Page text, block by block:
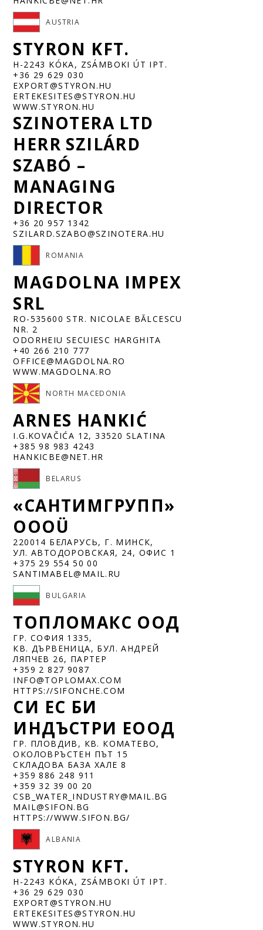
AUSTRIA
STYRON KFT.
H-2243 KÓKA, ZSÁMBOKI ÚT IPT.
+36 29 629 030
EXPORT@STYRON.HU
ERTEKESITES@STYRON.HU
WWW.STYRON.HU
SZINOTERA LTD
HERR SZILÁRD
SZABÓ –
MANAGING
DIRECTOR
+36 20 957 1342
SZILARD.SZABO@SZINOTERA.HU
ROMANIA
MAGDOLNA IMPEX
SRL
RO-535600 STR. NICOLAE BĂLCESCU
NR. 2
ODORHEIU SECUIESC HARGHITA
+40 266 210 777
OFFICE@MAGDOLNA.RO
WWW.MAGDOLNA.RO
NORTH MACEDONIA
ARNES HANKIĆ
I.G.KOVAČIĆA 12, 33520 SLATINA
+385 98 983 4243
HANKICBE@NET.HR
BELARUS
«САНТИМГРУПП»
ОООÜ
220014 БЕЛАРУСЬ, Г. МИНСК,
УЛ. АВТОДОРОВСКАЯ, 24, ОФИС 1
+375 29 554 50 00
SANTIMABEL@MAIL.RU
BULGARIA
ТОПЛОМАКС ООД
ГР. СОФИЯ 1335,
КВ. ДЪРВЕНИЦА, БУЛ. АНДРЕЙ
ЛЯПЧЕВ 26, ПАРТЕР
+359 2 827 9087
INFO@TOPLOMAX.COM
HTTPS://SIFONCHE.COM
СИ ЕС БИ
ИНДЪСТРИ ЕООД
ГР. ПЛОВДИВ, КВ. КОМАТЕВО,
ОКОЛОВРЪСТЕН ПЪТ 15
СКЛАДОВА БАЗА ХАЛЕ 8
+359 886 248 911
+359 32 39 00 20
CSB_WATER_INDUSTRY@MAIL.BG
MAIL@SIFON.BG
HTTPS://WWW.SIFON.BG/
ALBANIA
STYRON KFT.
H-2243 KÓKA, ZSÁMBOKI ÚT IPT.
+36 29 629 030
EXPORT@STYRON.HU
ERTEKESITES@STYRON.HU
WWW.STYRON.HU